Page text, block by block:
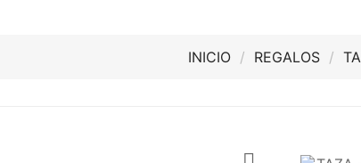
INICIO
REGALOS